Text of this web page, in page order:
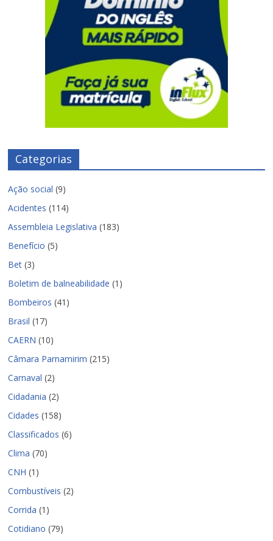
Categorias
Ação social (9)
Acidentes (114)
Assembleia Legislativa (183)
Benefício (5)
Bet (3)
Boletim de balneabilidade (1)
Bombeiros (41)
Brasil (17)
CAERN (10)
Câmara Parnamirim (215)
Carnaval (2)
Cidadania (2)
Cidades (158)
Classificados (6)
Clima (70)
CNH (1)
Combustíveis (2)
Corrida (1)
Cotidiano (79)